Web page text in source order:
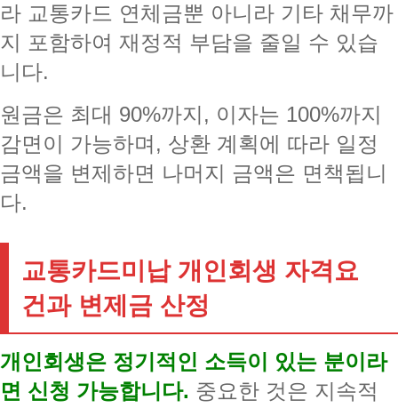
라 교통카드 연체금뿐 아니라 기타 채무까
지 포함하여 재정적 부담을 줄일 수 있습
니다.
원금은 최대 90%까지, 이자는 100%까지
감면이 가능하며, 상환 계획에 따라 일정
금액을 변제하면 나머지 금액은 면책됩니
다.
교통카드미납 개인회생 자격요
건과 변제금 산정
개인회생은 정기적인 소득이 있는 분이라
면 신청 가능합니다. 중요한 것은 지속적